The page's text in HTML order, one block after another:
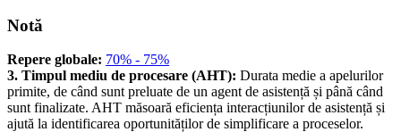
Notă
Repere globale: 70% - 75%
3. Timpul mediu de procesare (AHT): Durata medie a apelurilor
primite, de când sunt preluate de un agent de asistență și până când
sunt finalizate. AHT măsoară eficiența interacțiunilor de asistență și
ajută la identificarea oportunităților de simplificare a proceselor.